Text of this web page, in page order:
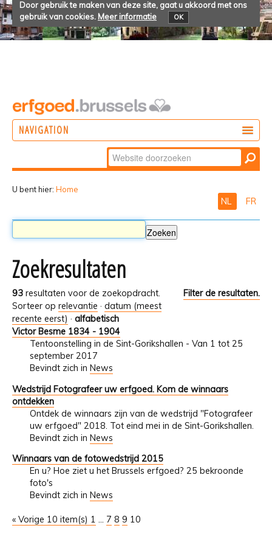
Door gebruik te maken van deze site, gaat u akkoord met ons
gebruik van cookies. Meer informatie OK
NAVIGATION
Zoek
Geavanceerd
U bent hier: Home
NL FR
Zoekresultaten
93 resultaten voor de zoekopdracht.
Filter de resultaten.
Sorteer op relevantie · datum (meest
recente eerst) · alfabetisch
Victor Besme 1834 - 1904
Tentoonstelling in de Sint-Gorikshallen - Van 1 tot 25
september 2017
Bevindt zich in News
Wedstrijd Fotografeer uw erfgoed. Kom de winnaars
ontdekken
Ontdek de winnaars zijn van de wedstrijd "Fotografeer
uw erfgoed" 2018. Tot eind mei in de Sint-Gorikshallen.
Bevindt zich in News
Winnaars van de fotowedstrijd 2015
En u? Hoe ziet u het Brussels erfgoed? 25 bekroonde
foto's
Bevindt zich in News
« Vorige 10 item(s) 1 ... 7 8 9 10